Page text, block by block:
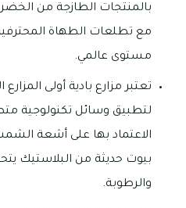
بالمنتجات الطازجة من
مع تطلعات الطهاة
مستوى عالمي.
تعتبر مزارع بادية أولى
لتطبيق وسائل تكنولوجية
الاعتماد بها على أشعة
بيوت حديثة من البلاستيك
والرطوبة.